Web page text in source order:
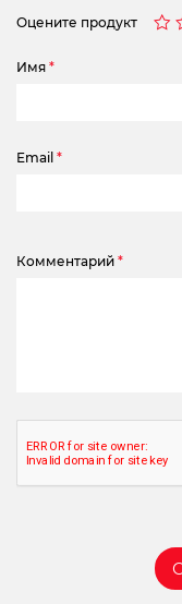
Оцените продукт
Имя *
Email *
Комментарий *